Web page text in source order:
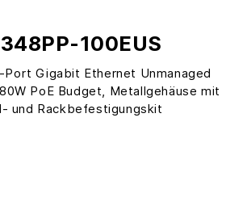
100EUS
Port Gigabit Ethernet Unmanaged
PoE Budget, Metallgehäuse mit
und Rackbefestigungskit